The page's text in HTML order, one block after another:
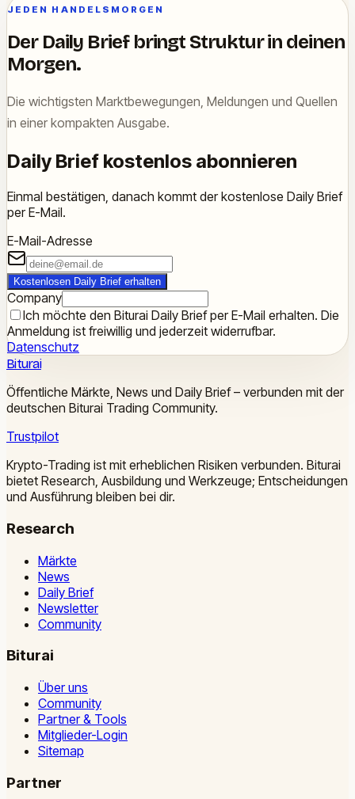
JEDEN HANDELSMORGEN
Der Daily Brief bringt Struktur in deinen
Morgen.
Die wichtigsten Marktbewegungen, Meldungen und Quellen
in einer kompakten Ausgabe.
Daily Brief kostenlos abonnieren
Einmal bestätigen, danach kommt der kostenlose Daily Brief
per E-Mail.
E-Mail-Adresse
Kostenlosen Daily Brief erhalten
Company
Ich möchte den Biturai Daily Brief per E-Mail erhalten. Die
Anmeldung ist freiwillig und jederzeit widerrufbar.
Datenschutz
Biturai
Öffentliche Märkte, News und Daily Brief – verbunden mit der
deutschen Biturai Trading Community.
Trustpilot
Krypto-Trading ist mit erheblichen Risiken verbunden. Biturai
bietet Research, Ausbildung und Werkzeuge; Entscheidungen
und Ausführung bleiben bei dir.
Research
Märkte
News
Daily Brief
Newsletter
Community
Biturai
Über uns
Community
Partner & Tools
Mitglieder-Login
Sitemap
Partner